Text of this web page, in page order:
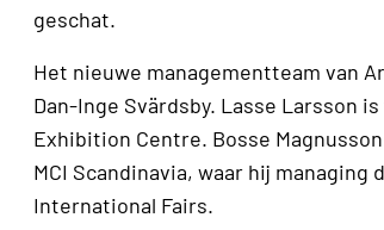
geschat.
Het nieuwe managementteam van
Dan-Inge Svärdsby. Lasse Larsson
Exhibition Centre. Bosse
MCI Scandinavia, waar hij
International Fairs.